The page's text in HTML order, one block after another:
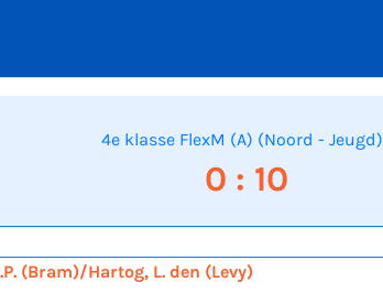
4e klasse FlexM (A) (Noord - Jeugd)
0 : 10
(Bram)/Hartog, L. den (Levy)